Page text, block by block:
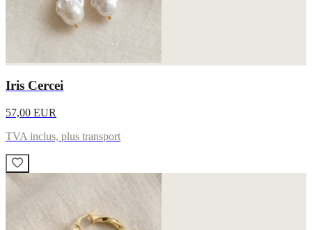
Iris Cercei
57,00 EUR
TVA inclus, plus transport